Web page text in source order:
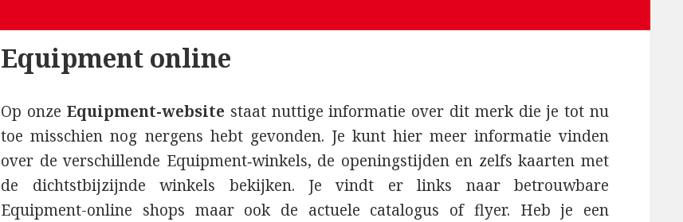
Equipment online
Op onze Equipment-website staat nuttige informatie over dit merk die je tot nu
toe misschien nog nergens hebt gevonden. Je kunt hier meer informatie vinden
over de verschillende Equipment‑winkels, de openingstijden en zelfs kaarten met
de dichtstbijzijnde winkels bekijken. Je vindt er links naar betrouwbare
Equipment-online shops maar ook de actuele catalogus of flyer. Heb je een